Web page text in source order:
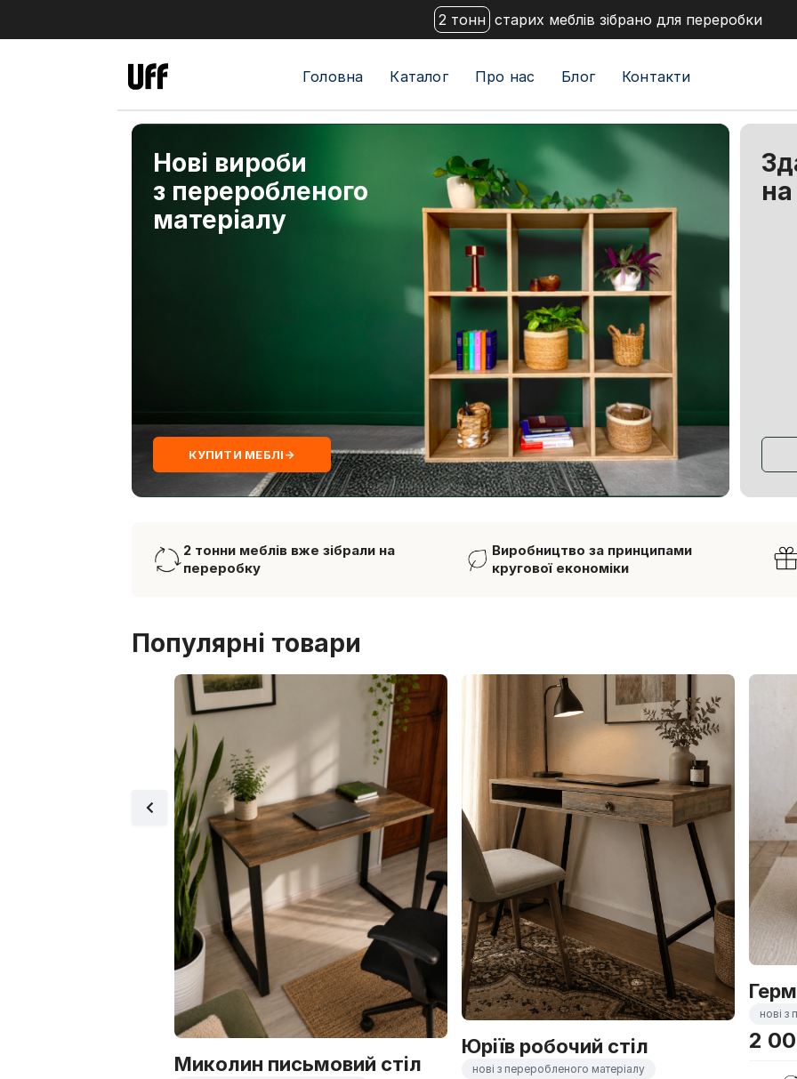
2 тонн старих меблів зібрано для переробки
Головна Каталог Про нас Блог Контакти
Нові вироби
з переробленого
матеріалу
КУПИТИ МЕБЛІ→
2 тонни меблів вже зібрали на
переробку
Виробництво за принципами
кругової економіки
Популярні товари
Миколин письмовий стіл
Юріїв робочий стіл
нові з переробленого матеріалу
нові з
2